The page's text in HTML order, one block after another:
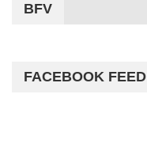
BFV
FACEBOOK FEED